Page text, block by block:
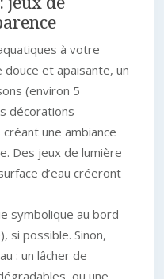
à votre
et apaisante, un
(environ 5
décorations
une ambiance
Des jeux de lumière
d’eau créeront
symbolique au bord
si possible. Sinon,
: un lâcher de
ou une